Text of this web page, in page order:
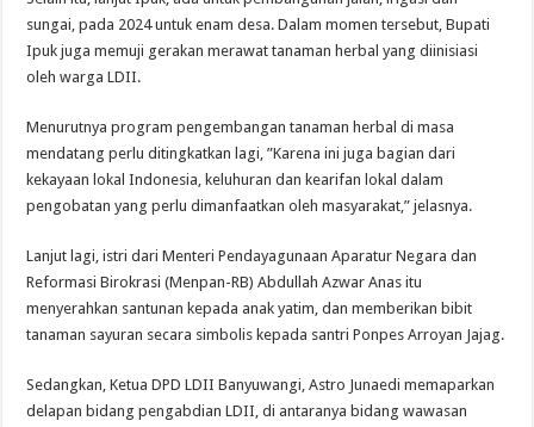
sungai, pada 2024 untuk enam desa. Dalam momen tersebut, Bupati
Ipuk juga memuji gerakan merawat tanaman herbal yang diinisiasi
oleh warga LDII.
Menurutnya program pengembangan tanaman herbal di masa
mendatang perlu ditingkatkan lagi, ”Karena ini juga bagian dari
kekayaan lokal Indonesia, keluhuran dan kearifan lokal dalam
pengobatan yang perlu dimanfaatkan oleh masyarakat,” jelasnya.
Lanjut lagi, istri dari Menteri Pendayagunaan Aparatur Negara dan
Reformasi Birokrasi (Menpan-RB) Abdullah Azwar Anas itu
menyerahkan santunan kepada anak yatim, dan memberikan bibit
tanaman sayuran secara simbolis kepada santri Ponpes Arroyan Jajag.
Sedangkan, Ketua DPD LDII Banyuwangi, Astro Junaedi memaparkan
delapan bidang pengabdian LDII, di antaranya bidang wawasan